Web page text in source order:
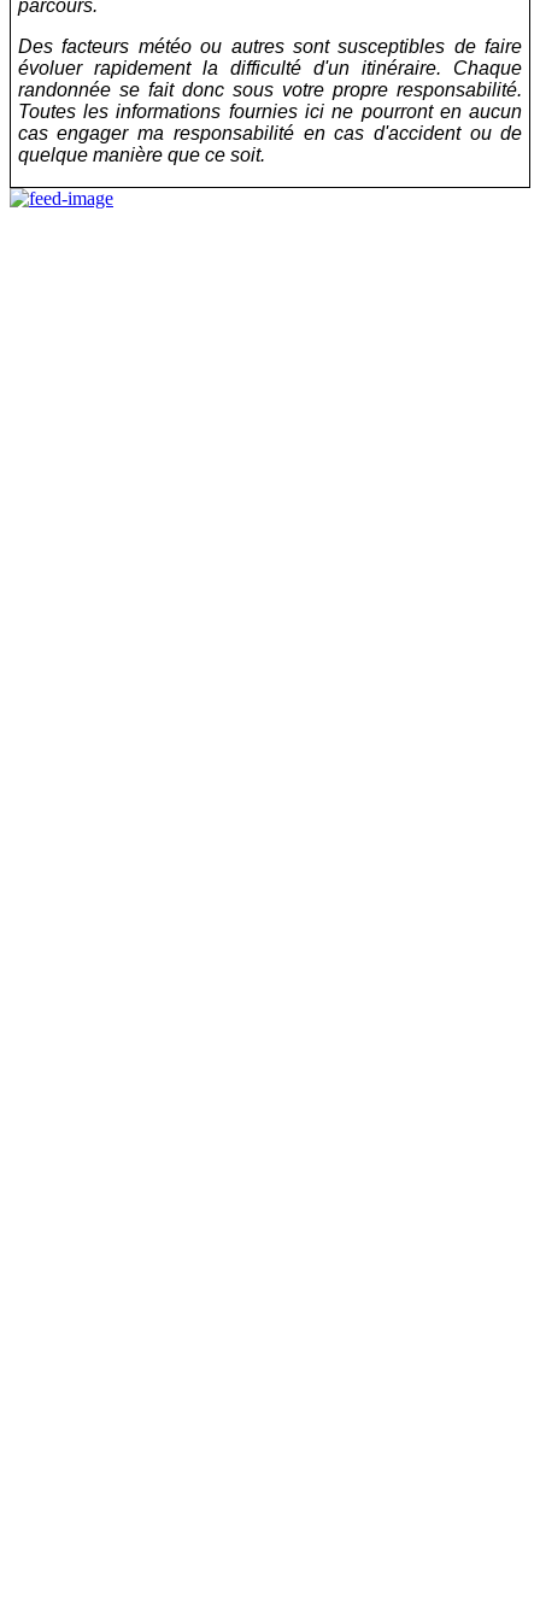
parcours.
Des facteurs météo ou autres sont susceptibles de faire
évoluer rapidement la difficulté d'un itinéraire. Chaque
randonnée se fait donc sous votre propre responsabilité.
Toutes les informations fournies ici ne pourront en aucun
cas engager ma responsabilité en cas d'accident ou de
quelque manière que ce soit.